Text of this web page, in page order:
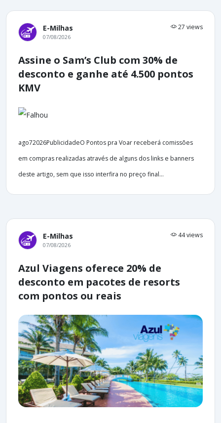
E-Milhas 27 views
07/08/2026
Assine o Sam’s Club com 30% de
desconto e ganhe até 4.500 pontos
KMV
ago72026PublicidadeO Pontos pra Voar receberá comissões
em compras realizadas através de alguns dos links e banners
deste artigo, sem que isso interfira no preço final...
E-Milhas 44 views
07/08/2026
Azul Viagens oferece 20% de
desconto em pacotes de resorts
com pontos ou reais